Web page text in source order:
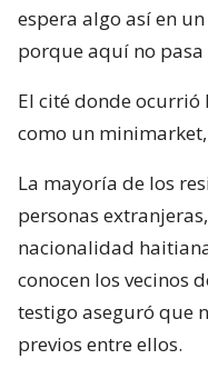
espera algo así en
porque aquí no pasa
El cité donde
como un
La mayoría de los
personas
nacionalidad
conocen los vecinos
testigo aseguró que
previos entre ellos.